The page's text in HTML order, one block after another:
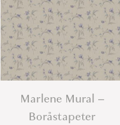
Marlene Mural –
Boråstapeter